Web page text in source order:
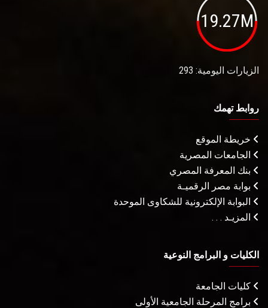
19.27M
الزيارات اليومية: 293
روابط تهمك
خريطة الموقع
الجامعات المصرية
بنك المعرفة المصري
بوابة مصر الرقميـة
البوابة الإلكترونية للشكاوى الموحدة
المزيـد . . .
الكليات و البرامج النوعية
كليات الجامعة
برامج المرحلة الجامعية الأولى